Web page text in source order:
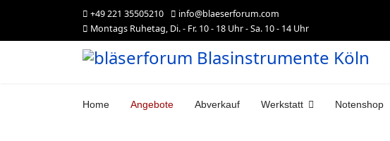
+49 221 35505210
info@blaeserforum.com
Montags Ruhetag, Di. - Fr. 10 - 18 Uhr - Sa. 10 - 14 Uhr
Home Angebote Abverkauf Werkstatt Notenshop